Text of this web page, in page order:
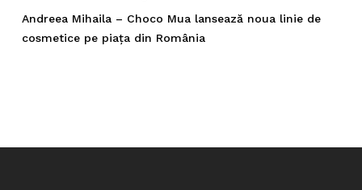
Andreea Mihaila – Choco Mua lansează noua linie de
cosmetice pe piața din România